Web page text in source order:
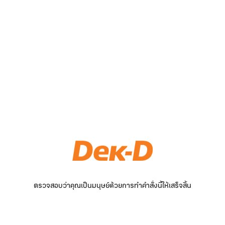
ตรวจสอบว่าคุณเป็นมนุษย์ด้วยการทำคำสั่งนี้ให้เสร็จสิ้น